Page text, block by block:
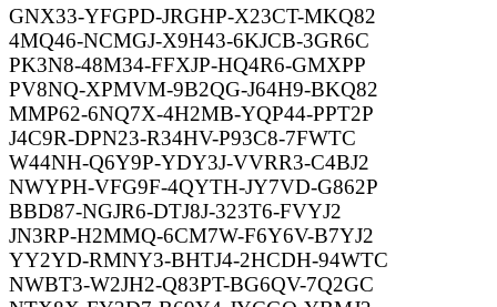
GNX33-YFGPD-JRGHP-X23CT-MKQ82
4MQ46-NCMGJ-X9H43-6KJCB-3GR6C
PK3N8-48M34-FFXJP-HQ4R6-GMXPP
PV8NQ-XPMVM-9B2QG-J64H9-BKQ82
MMP62-6NQ7X-4H2MB-YQP44-PPT2P
J4C9R-DPN23-R34HV-P93C8-7FWTC
W44NH-Q6Y9P-YDY3J-VVRR3-C4BJ2
NWYPH-VFG9F-4QYTH-JY7VD-G862P
BBD87-NGJR6-DTJ8J-323T6-FVYJ2
JN3RP-H2MMQ-6CM7W-F6Y6V-B7YJ2
YY2YD-RMNY3-BHTJ4-2HCDH-94WTC
NWBT3-W2JH2-Q83PT-BG6QV-7Q2GC